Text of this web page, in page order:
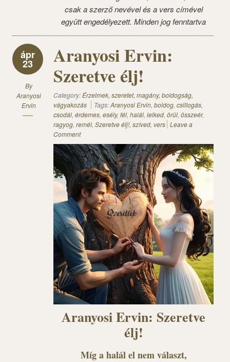
csak a szerző nevével és a vers címével
együtt engedélyezett. Minden jog fenntartva
ápr
23
By
Aranyosi
Ervin
Aranyosi Ervin:
Szeretve élj!
Category:Érzelmek, szeretet, magány, boldogság,
vágyakozás
Tags:Aranyosi Ervin, boldog, csillogás,
csodál, érdemes, esély, fél, halál, lelked, örül, összeér,
ragyog, remél, Szeretve élj!, szíved, vers Leave a
Comment
Aranyosi Ervin: Szeretve
élj!
Míg a halál el nem választ,